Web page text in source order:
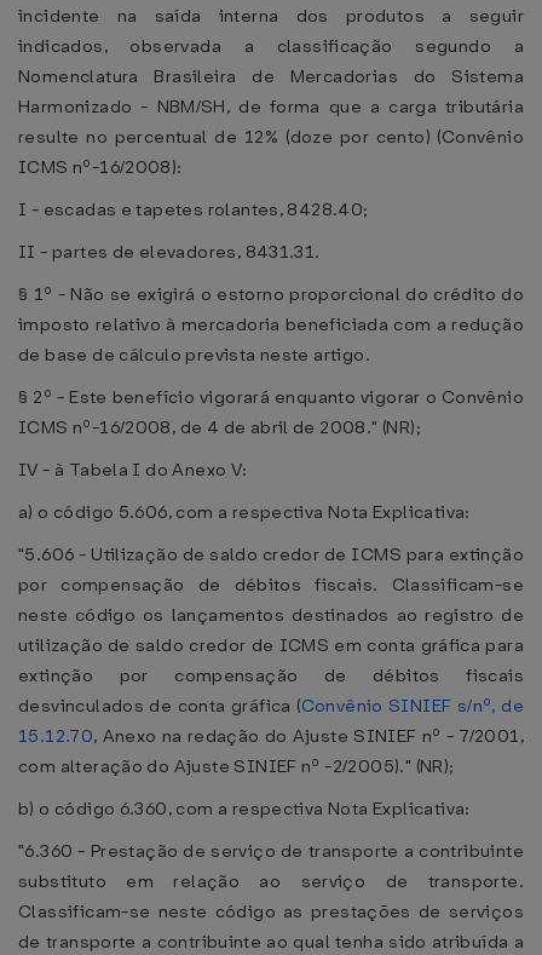
incidente na saída interna dos produtos a seguir
indicados, observada a classificação segundo a
Nomenclatura Brasileira de Mercadorias do Sistema
Harmonizado - NBM/SH, de forma que a carga tributária
resulte no percentual de 12% (doze por cento) (Convênio
ICMS nº-16/2008):
I - escadas e tapetes rolantes, 8428.40;
II - partes de elevadores, 8431.31.
§ 1º - Não se exigirá o estorno proporcional do crédito do
imposto relativo à mercadoria beneficiada com a redução
de base de cálculo prevista neste artigo.
§ 2º - Este benefício vigorará enquanto vigorar o Convênio
ICMS nº-16/2008, de 4 de abril de 2008." (NR);
IV - à Tabela I do Anexo V:
a) o código 5.606, com a respectiva Nota Explicativa:
"5.606 - Utilização de saldo credor de ICMS para extinção
por compensação de débitos fiscais. Classificam-se
neste código os lançamentos destinados ao registro de
utilização de saldo credor de ICMS em conta gráfica para
extinção por compensação de débitos fiscais
desvinculados de conta gráfica (Convênio SINIEF s/nº, de
15.12.70, Anexo na redação do Ajuste SINIEF nº - 7/2001,
com alteração do Ajuste SINIEF nº -2/2005)." (NR);
b) o código 6.360, com a respectiva Nota Explicativa:
"6.360 - Prestação de serviço de transporte a contribuinte
substituto em relação ao serviço de transporte.
Classificam-se neste código as prestações de serviços
de transporte a contribuinte ao qual tenha sido atribuída a